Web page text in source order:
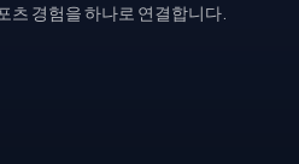
츠 경험을 하나로 연결합니다.